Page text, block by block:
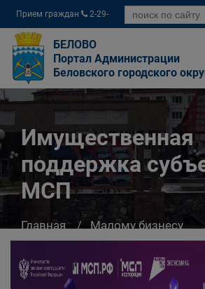
Прием граждан
2-29-
04
БЕЛОВО
Портал Администрации
Беловского городского
Имущественная
поддержка
МСП
Главная
Малому бизнесу
Имущественная